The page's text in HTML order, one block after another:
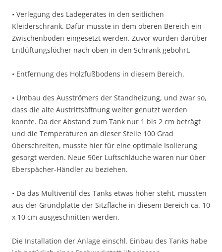
• Verlegung des Ladegerätes in den seitlichen
Kleiderschrank. Dafür musste in dem oberen Bereich ein
Zwischenboden eingesetzt werden. Zuvor wurden darüber
Entlüftungslöcher nach oben in den Schrank gebohrt.
• Entfernung des Holzfußbodens in diesem Bereich.
• Umbau des Ausströmers der Standheizung, und zwar so,
dass die alte Austrittsöffnung weiter genutzt werden
konnte. Da der Abstand zum Tank nur 1 bis 2 cm beträgt
und die Temperaturen an dieser Stelle 100 Grad
überschreiten, musste hier für eine optimale Isolierung
gesorgt werden. Neue 90er Luftschläuche waren nur über
Eberspächer-Händler zu beziehen.
• Da das Multiventil des Tanks etwas höher steht, mussten
aus der Grundplatte der Sitzfläche in diesem Bereich ca. 10
x 10 cm ausgeschnitten werden.
Die Installation der Anlage einschl. Einbau des Tanks habe